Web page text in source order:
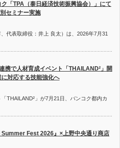
「TPA（泰日経済技術振興協会）」にて
セミナー実施
代表取締役：井上 良太）は、2026年7月31
携で人材育成イベント「THAILAND²」開
対応する技能強化へ
THAILAND²」が7月21日、バンコク都内カ
Summer Fest 2026』×上野中央通り商店